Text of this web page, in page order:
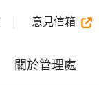
意見信箱
關於管理處